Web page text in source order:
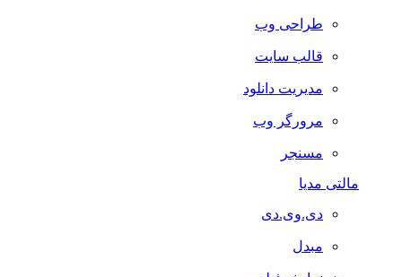
طراحی وب
قالب سایت
مدیریت دانلود
مرورگر وب
مسنجر
مالتی مدیا
دی.وی.دی
مبدل